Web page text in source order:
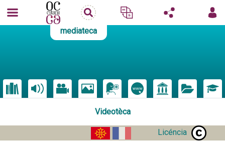
mediateca
Videotèca
Licéncia